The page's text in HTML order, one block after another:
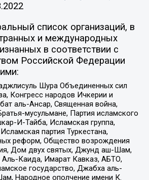
список организаций, в
и международных
в соответствии с
Российской Федерации
Шура Объединенных сил
Конгресс народов Ичкерии и
аль-Ансар, Священная война,
мусульмане, Партия исламского
И-Тайба, Исламская группа,
партия Туркестана,
реформ, Общество возрождения
Дом двух святых, Джунд аш-Шам,
Каида, Имарат Кавказ, АБТО,
государство, Джабха аль-
Народное ополчение имени К.